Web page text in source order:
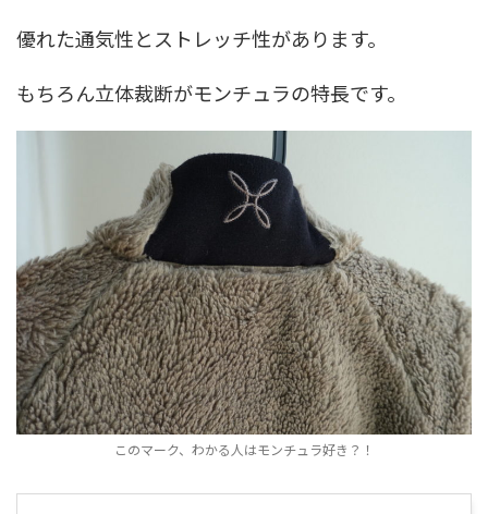
優れた通気性とストレッチ性があります。
もちろん立体裁断がモンチュラの特長です。
このマーク、わかる人はモンチュラ好き？！